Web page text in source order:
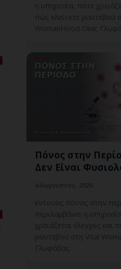
η υπηρεσία, πότε
πώς κλείνετε ραντεβού
WomanHood Clinic
Πόνος στην
Δεν Είναι
έντονος πόνος στην
περιλαμβάνει η
χρειάζεται έλεγχος και
ραντεβού στη Vital
Γλυφάδας.